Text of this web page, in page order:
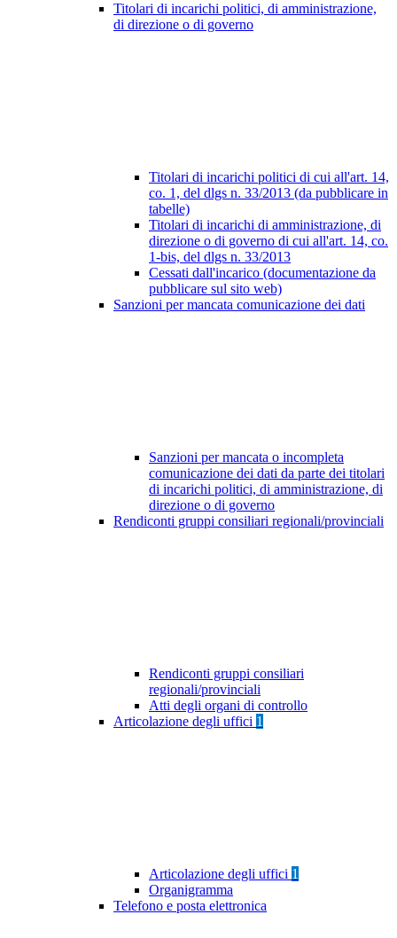
Titolari di incarichi politici, di amministrazione,
di direzione o di governo
Titolari di incarichi politici di cui all'art. 14,
co. 1, del dlgs n. 33/2013 (da pubblicare in
tabelle)
Titolari di incarichi di amministrazione, di
direzione o di governo di cui all'art. 14, co.
1-bis, del dlgs n. 33/2013
Cessati dall'incarico (documentazione da
pubblicare sul sito web)
Sanzioni per mancata comunicazione dei dati
Sanzioni per mancata o incompleta
comunicazione dei dati da parte dei titolari
di incarichi politici, di amministrazione, di
direzione o di governo
Rendiconti gruppi consiliari regionali/provinciali
Rendiconti gruppi consiliari
regionali/provinciali
Atti degli organi di controllo
Articolazione degli uffici 1
Articolazione degli uffici 1
Organigramma
Telefono e posta elettronica